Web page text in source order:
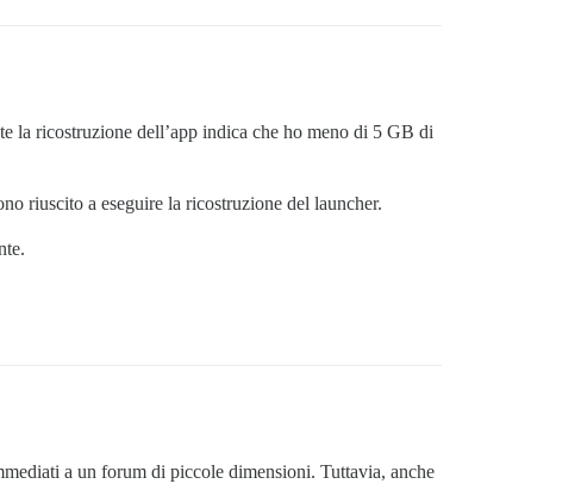
la ricostruzione dell’app indica che ho meno di 5 GB di
riuscito a eseguire la ricostruzione del launcher.
a un forum di piccole dimensioni. Tuttavia, anche